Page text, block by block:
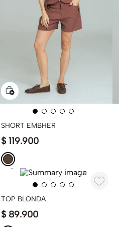
SHORT EMBHER
$ 119.900
TOP BLONDA
$ 89.900